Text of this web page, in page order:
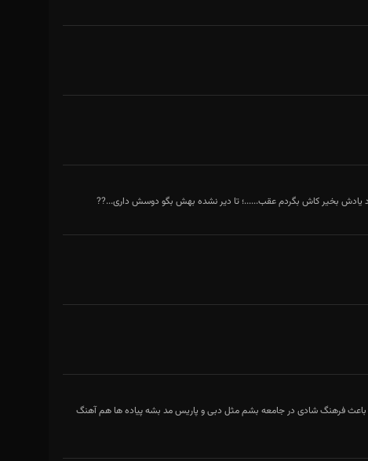
یادش بخیر کاش بگردم عقب......؛ تا دیر نشده بهش بگو دوسش داری...??
یک خانم ۴۶ ساله گوش دادم تا فرهنگسازی کنم باعث فرهنگ شادی در جامعه بشم مثل دبی و پاریس مد بشه پیاده ها هم آهنگ